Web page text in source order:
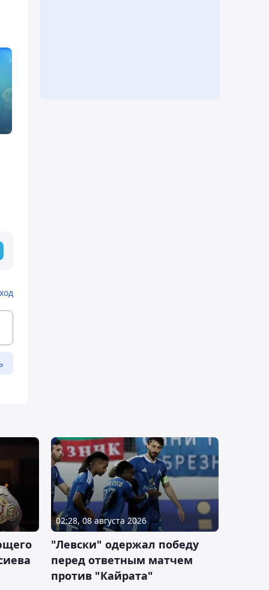
02:28, 08 августа 2026
"Левски" одержал победу
перед ответным матчем
против "Кайрата"